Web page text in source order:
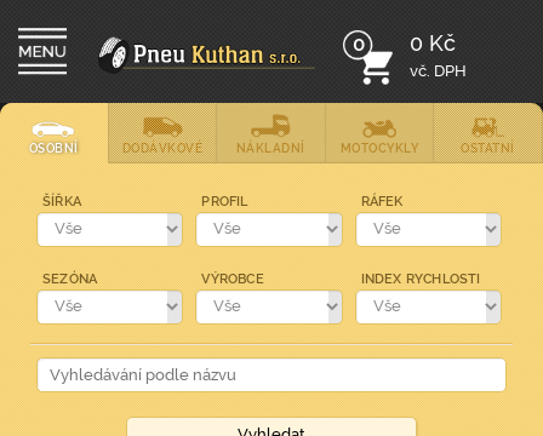
0 0 Kč
vč. DPH
OSOBNÍ DODÁVKOVÉ NÁKLADNÍ MOTOCYKLY OSTATNÍ
ŠÍŘKA PROFIL RÁFEK
SEZÓNA VÝROBCE INDEX RYCHLOSTI